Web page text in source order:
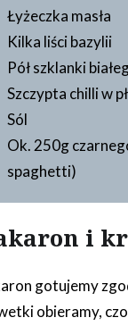
Łyżeczka masła
Kilka liści bazylii
Pół szklanki
Szczypta chilli w
Sól
Ok. 250g
spaghetti)
i
gotujemy
obieramy,